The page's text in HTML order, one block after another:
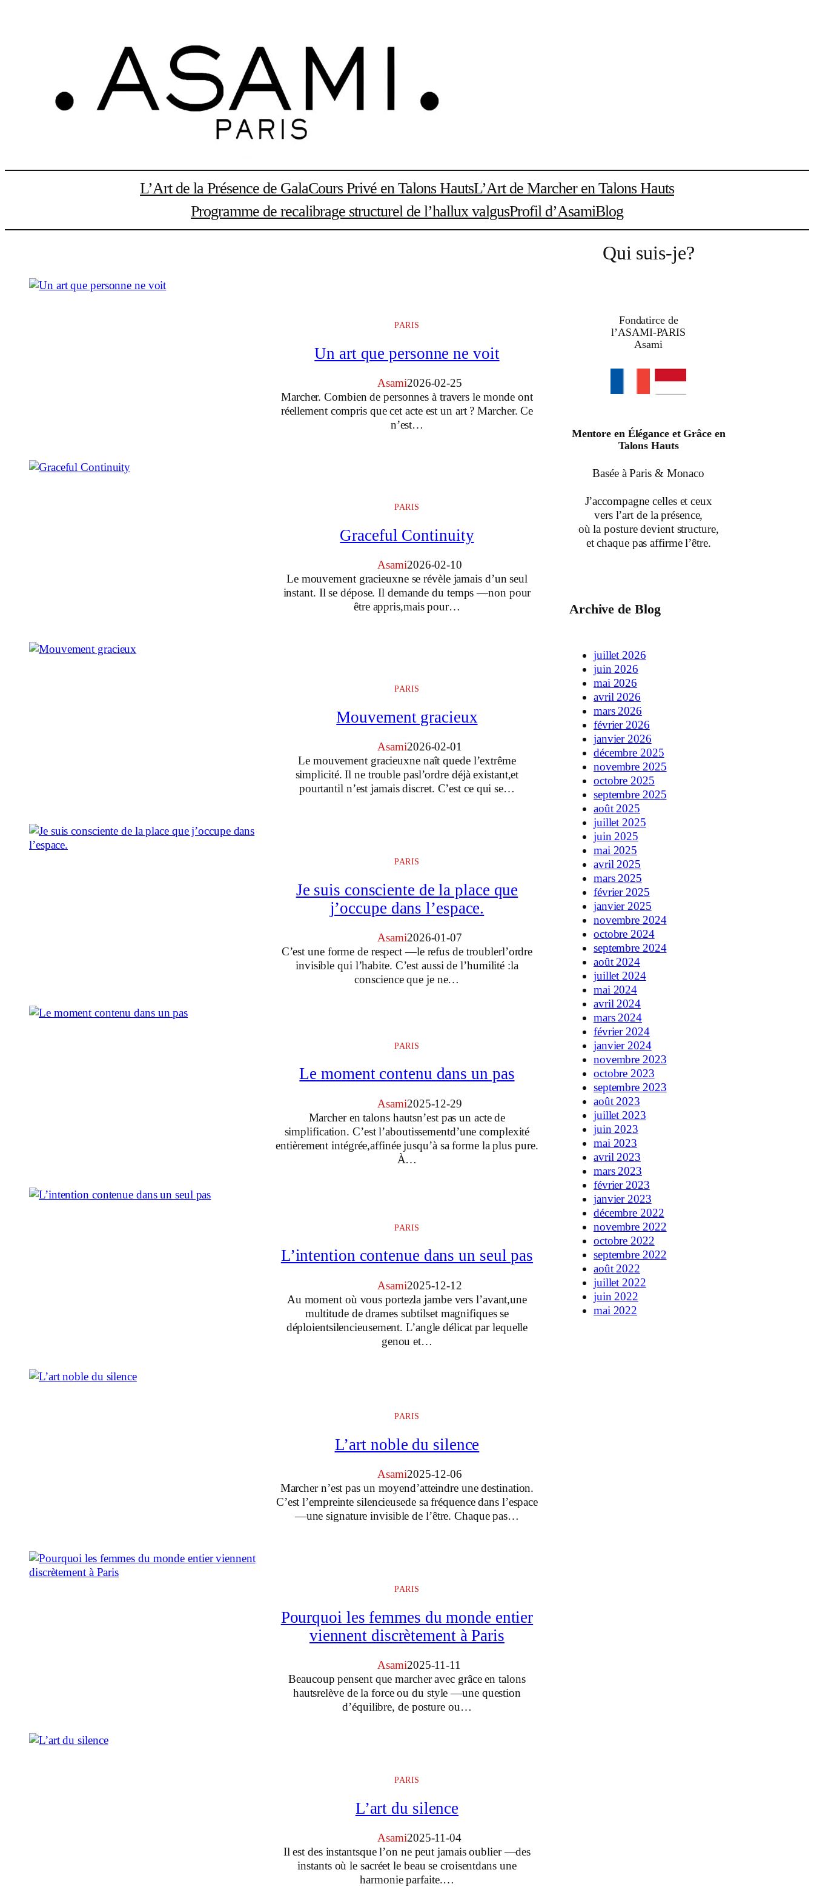
L’Art de la Présence de GalaCours Privé en Talons HautsL’Art de Marcher en Talons Hauts
Programme de recalibrage structurel de l’hallux valgusProfil d’AsamiBlog
PARIS
Un art que personne ne voit
Asami2026-02-25
Marcher. Combien de personnes à travers le monde ont
réellement compris que cet acte est un art ? Marcher. Ce
n’est…
PARIS
Graceful Continuity
Asami2026-02-10
Le mouvement gracieuxne se révèle jamais d’un seul
instant. Il se dépose. Il demande du temps —non pour
être appris,mais pour…
PARIS
Mouvement gracieux
Asami2026-02-01
Le mouvement gracieuxne naît quede l’extrême
simplicité. Il ne trouble pasl’ordre déjà existant,et
pourtantil n’est jamais discret. C’est ce qui se…
PARIS
Je suis consciente de la place que
j’occupe dans l’espace.
Asami2026-01-07
C’est une forme de respect —le refus de troublerl’ordre
invisible qui l’habite. C’est aussi de l’humilité :la
conscience que je ne…
PARIS
Le moment contenu dans un pas
Asami2025-12-29
Marcher en talons hautsn’est pas un acte de
simplification. C’est l’aboutissementd’une complexité
entièrement intégrée,affinée jusqu’à sa forme la plus pure.
À…
PARIS
L’intention contenue dans un seul pas
Asami2025-12-12
Au moment où vous portezla jambe vers l’avant,une
multitude de drames subtilset magnifiques se
déploientsilencieusement. L’angle délicat par lequelle
genou et…
PARIS
L’art noble du silence
Asami2025-12-06
Marcher n’est pas un moyend’atteindre une destination.
C’est l’empreinte silencieusede sa fréquence dans l’espace
—une signature invisible de l’être. Chaque pas…
PARIS
Pourquoi les femmes du monde entier
viennent discrètement à Paris
Asami2025-11-11
Beaucoup pensent que marcher avec grâce en talons
hautsrelève de la force ou du style —une question
d’équilibre, de posture ou…
PARIS
L’art du silence
Asami2025-11-04
Il est des instantsque l’on ne peut jamais oublier —des
instants où le sacréet le beau se croisentdans une
harmonie parfaite.…
Qui suis-je?
Fondatirce de
l’ASAMI-PARIS
Asami
Mentore en Élégance et Grâce en
Talons Hauts
Basée à Paris & Monaco
J’accompagne celles et ceux
vers l’art de la présence,
où la posture devient structure,
et chaque pas affirme l’être.
Archive de Blog
juillet 2026
juin 2026
mai 2026
avril 2026
mars 2026
février 2026
janvier 2026
décembre 2025
novembre 2025
octobre 2025
septembre 2025
août 2025
juillet 2025
juin 2025
mai 2025
avril 2025
mars 2025
février 2025
janvier 2025
novembre 2024
octobre 2024
septembre 2024
août 2024
juillet 2024
mai 2024
avril 2024
mars 2024
février 2024
janvier 2024
novembre 2023
octobre 2023
septembre 2023
août 2023
juillet 2023
juin 2023
mai 2023
avril 2023
mars 2023
février 2023
janvier 2023
décembre 2022
novembre 2022
octobre 2022
septembre 2022
août 2022
juillet 2022
juin 2022
mai 2022